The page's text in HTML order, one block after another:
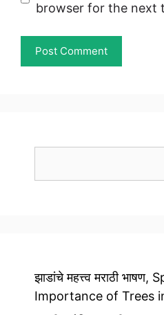
browser for the next
झाडांचे महत्त्व मराठी भाषण,
Importance of Trees